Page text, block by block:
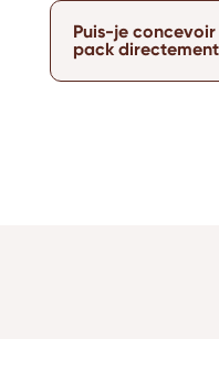
Puis-je
pack